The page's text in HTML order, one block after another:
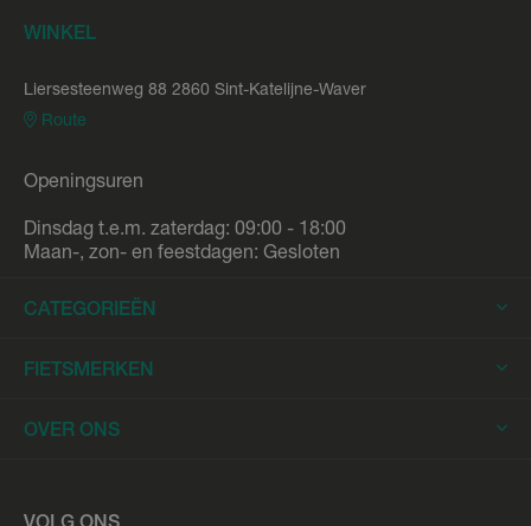
WINKEL
Liersesteenweg 88 2860 Sint-Katelijne-Waver
Route
Openingsuren
Dinsdag t.e.m. zaterdag: 09:00 - 18:00
Maan-, zon- en feestdagen: Gesloten
CATEGORIEËN
Elektrische Fietsen
Elektrische Racefietsen
Elektrische Longtails
FIETSMERKEN
Trek
OVER ONS
Werkplaats